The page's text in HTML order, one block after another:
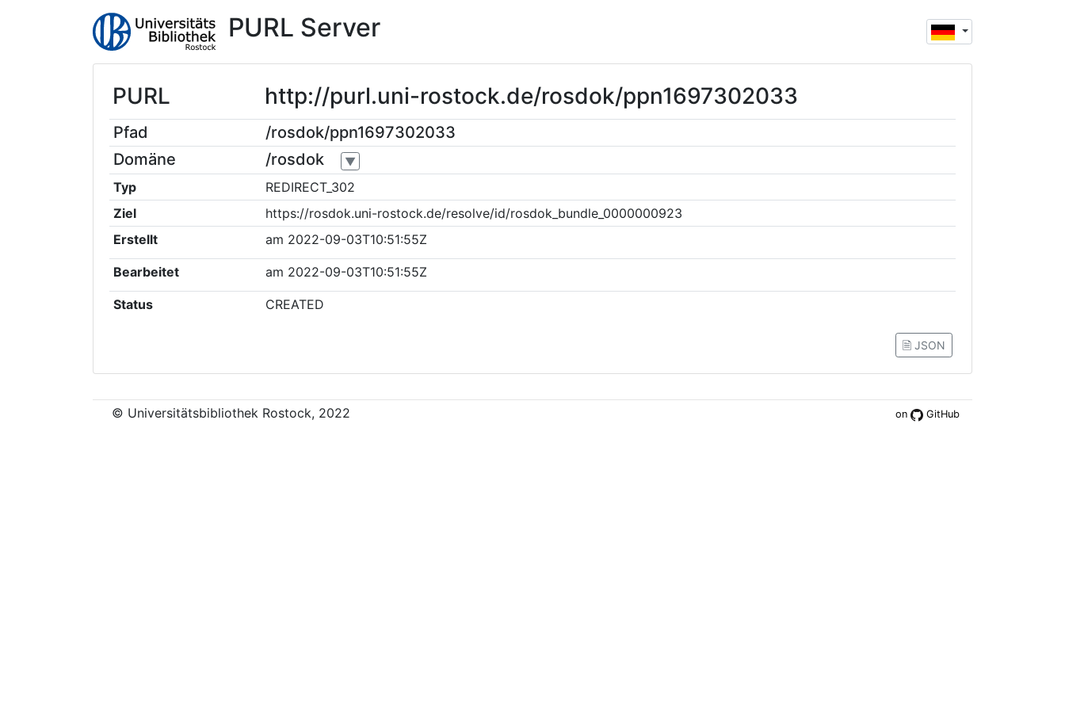
PURL Server
PURL http://purl.uni-rostock.de/rosdok/ppn1697302033
Pfad
/rosdok/ppn1697302033
Domäne
/rosdok ▼
Typ
REDIRECT_302
Ziel
https://rosdok.uni-rostock.de/resolve/id/rosdok_bundle_0000000923
Erstellt
am 2022-09-03T10:51:55Z
Bearbeitet am 2022-09-03T10:51:55Z
Status CREATED
🗎 JSON
on GitHub
© Universitätsbibliothek Rostock, 2022